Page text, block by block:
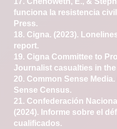
funciona la resistencia
Press.
18. Cigna. (2023).
report.
19. Cigna Committee to
Journalist casualties in
20. Common Sense
Sense Census.
21. Confederación
(2024). Informe sobre el
cualificados.